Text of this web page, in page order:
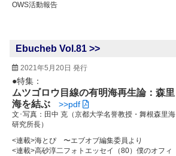
OWS活動報告
Ebucheb Vol.81 >>
2021年5月20日 発行
●特集：
ムツゴロウ目線の有明海再生論：森里
海を結ぶ
>>pdf
文･写真：田中 克（京都大学名誉教授・舞根森里海
研究所長）
<連載>海とぴ 〜エブオブ編集委員より
<連載>高砂淳二フォトエッセイ（80）僕のオフィ